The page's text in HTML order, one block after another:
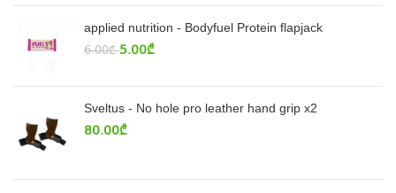
applied nutrition - Bodyfuel Protein flapjack
6.00₾ 5.00₾
Sveltus - No hole pro leather hand grip x2
80.00₾